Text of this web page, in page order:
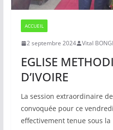
ACCUEIL
2 septembre 2024 Vital
EGLISE
D’IVOIRE
La session extraordinaire
convoquée pour ce
effectivement tenue sous la